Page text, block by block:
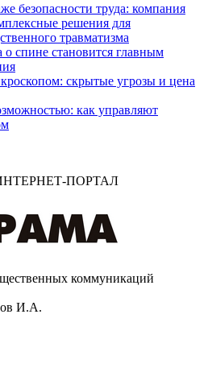
безопасности труда: компания
решения для
травматизма
о спине становится главным
скрытые угрозы и цена
как управляют
ПОРТАЛ
коммуникаций
И.А.